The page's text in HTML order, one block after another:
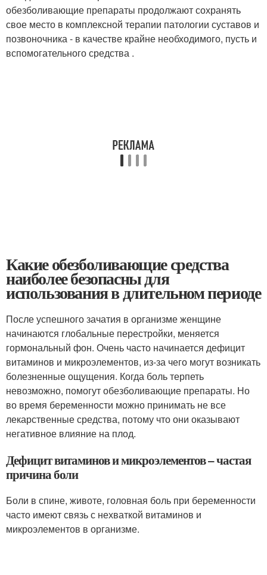
обезболивающие препараты продолжают сохранять
свое место в комплексной терапии патологии суставов и
позвоночника - в качестве крайне необходимого, пусть и
вспомогательного средства .
Какие обезболивающие средства
наиболее безопасны для
использования в длительном периоде
После успешного зачатия в организме женщине
начинаются глобальные перестройки, меняется
гормональный фон. Очень часто начинается дефицит
витаминов и микроэлементов, из-за чего могут возникать
болезненные ощущения. Когда боль терпеть
невозможно, помогут обезболивающие препараты. Но
во время беременности можно принимать не все
лекарственные средства, потому что они оказывают
негативное влияние на плод.
Дефицит витаминов и микроэлементов – частая
причина боли
Боли в спине, животе, головная боль при беременности
часто имеют связь с нехваткой витаминов и
микроэлементов в организме.